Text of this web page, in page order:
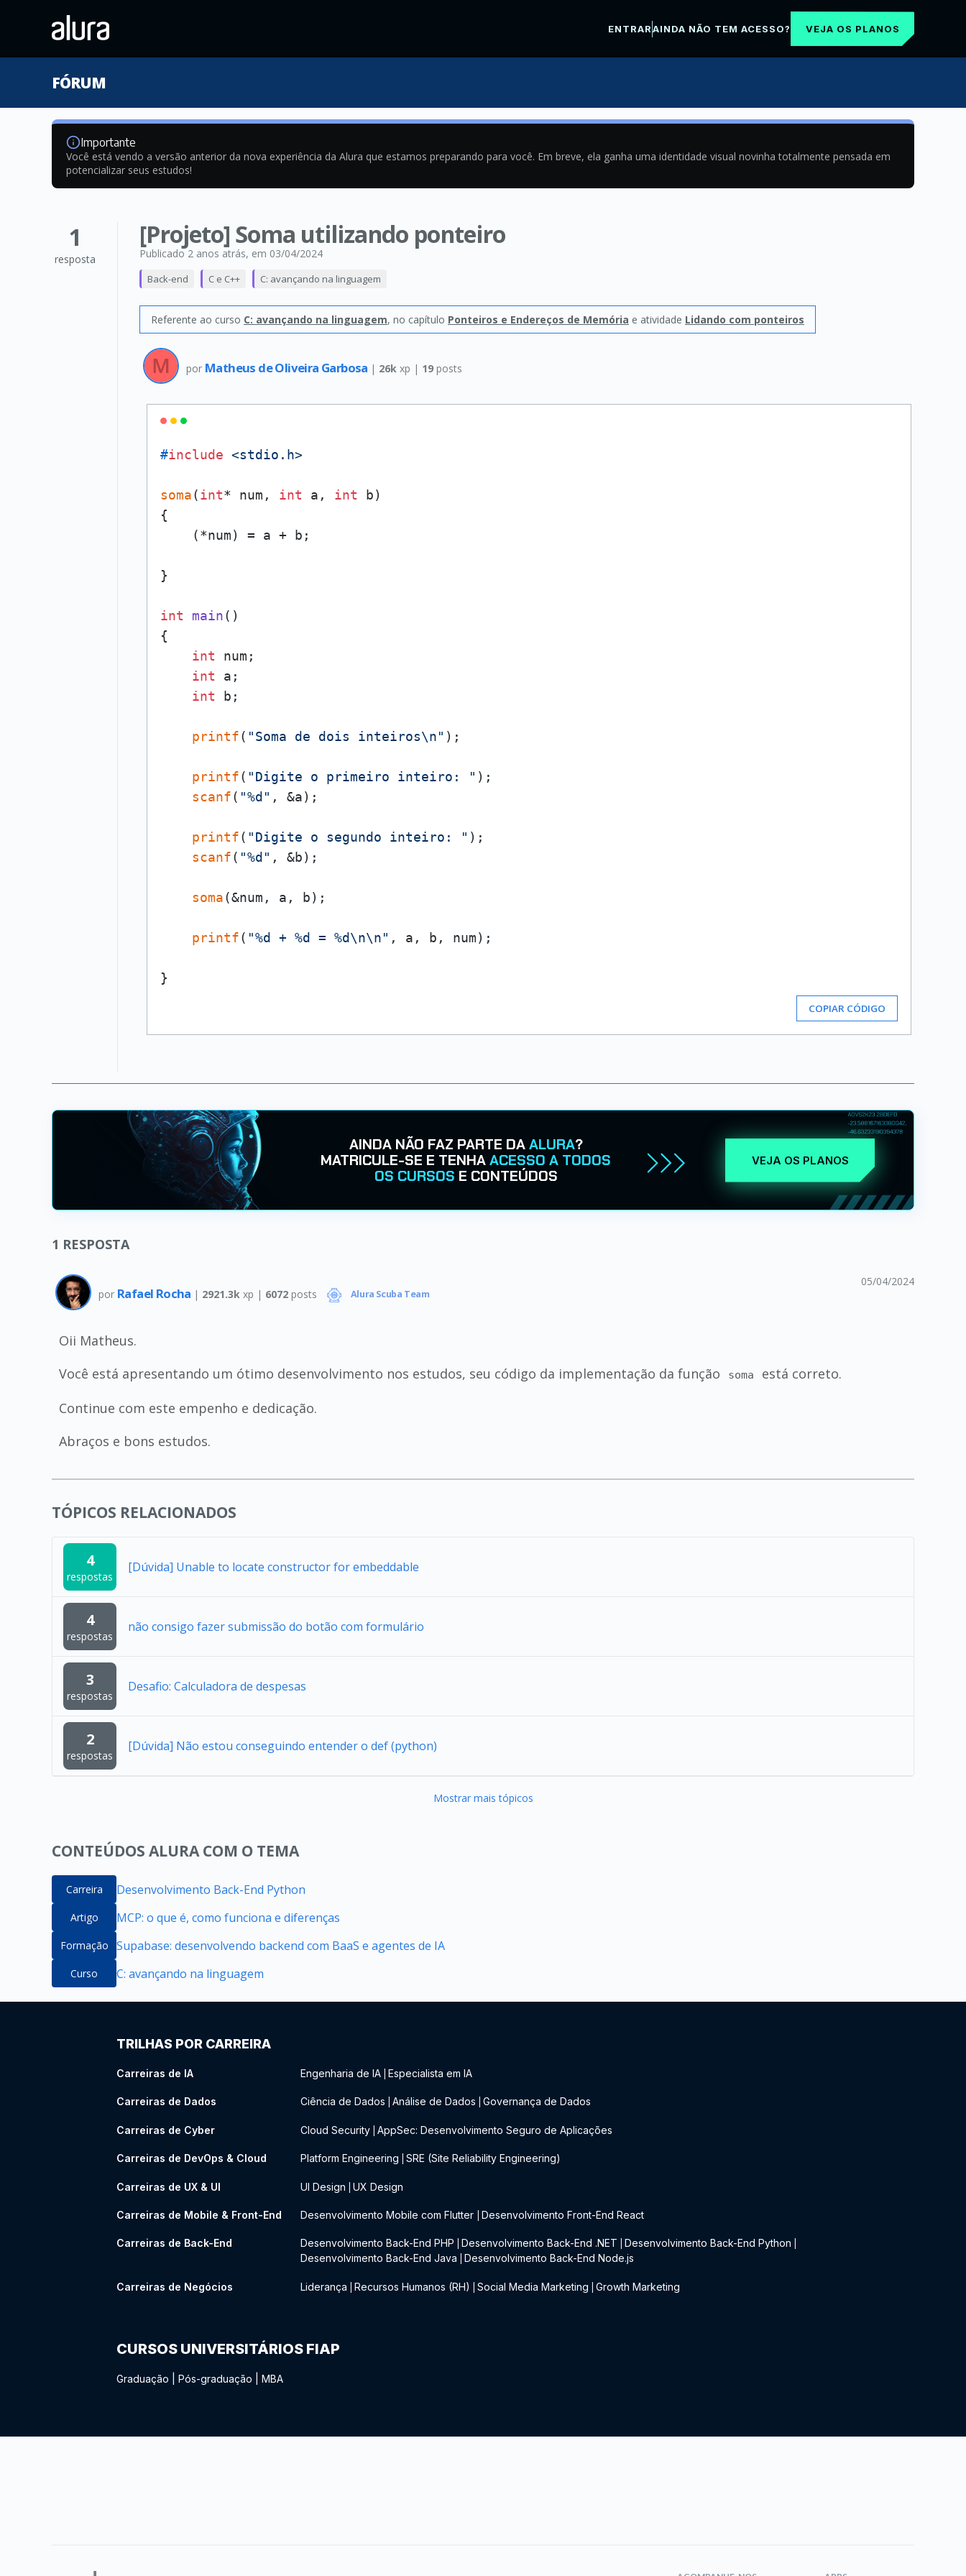
ENTRARAINDA NÃO TEM ACESSO? VEJA OS PLANOS
FÓRUM
Importante
Você está vendo a versão anterior da nova experiência da Alura que estamos preparando para você. Em breve, ela ganha uma identidade visual novinha totalmente pensada em
potencializar seus estudos!
1
resposta
[Projeto] Soma utilizando ponteiro
Publicado 2 anos atrás, em 03/04/2024
Back-end C e C++ C: avançando na linguagem
Referente ao curso C: avançando na linguagem, no capítulo Ponteiros e Endereços de Memória e atividade Lidando com ponteiros
por Matheus de Oliveira Garbosa | 26k xp | 19 posts
#include <stdio.h>
soma(int* num, int a, int b)
{
    (*num) = a + b;
}
int main()
{
int num;
int a;
int b;
printf( "Soma de dois inteiros\n" );
printf( "Digite o primeiro inteiro: " );
scanf( "%d" , &a);
printf( "Digite o segundo inteiro: " );
scanf( "%d" , &b);
soma(&num, a, b);
printf( "%d + %d = %d\n\n" , a, b, num);
COPIAR CÓDIGO
AINDA NÃO FAZ PARTE DAALURA?
MATRICULE-SE E TENHAACESSO A TODOS
OS CURSOS E CONTEÚDOS
VEJA OS PLANOS
1 RESPOSTA
por Rafael Rocha | 2921.3k xp | 6072 posts Alura Scuba Team
05/04/2024
Oii Matheus.
Você está apresentando um ótimo desenvolvimento nos estudos, seu código da implementação da função
soma
está correto.
Continue com este empenho e dedicação.
Abraços e bons estudos.
TÓPICOS RELACIONADOS
4
respostas
[Dúvida] Unable to locate constructor for embeddable
4
respostas
não consigo fazer submissão do botão com formulário
3
respostas
Desafio: Calculadora de despesas
2
respostas
[Dúvida] Não estou conseguindo entender o def (python)
Mostrar mais tópicos
CONTEÚDOS ALURA COM O TEMA
Carreira Desenvolvimento Back-End Python
Artigo MCP: o que é, como funciona e diferenças
Formação Supabase: desenvolvendo backend com BaaS e agentes de IA
Curso C: avançando na linguagem
TRILHAS POR CARREIRA
Carreiras de IA Engenharia de IA Especialista em IA
Carreiras de Dados Ciência de Dados Análise de Dados Governança de Dados
Carreiras de Cyber Cloud Security AppSec: Desenvolvimento Seguro de Aplicações
Carreiras de DevOps & Cloud Platform Engineering SRE (Site Reliability Engineering)
Carreiras de UX & UI UI Design UX Design
Carreiras de Mobile & Front-End Desenvolvimento Mobile com Flutter Desenvolvimento Front-End React
Carreiras de Back-End Desenvolvimento Back-End PHP Desenvolvimento Back-End .NET Desenvolvimento Back-End Python
Desenvolvimento Back-End Java Desenvolvimento Back-End Node.js
Carreiras de Negócios Liderança Recursos Humanos (RH) Social Media Marketing Growth Marketing
CURSOS UNIVERSITÁRIOS FIAP
Graduação Pós-graduação MBA